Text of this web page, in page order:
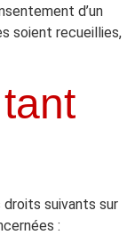
d’un
soient recueillies,
droits suivants sur
: